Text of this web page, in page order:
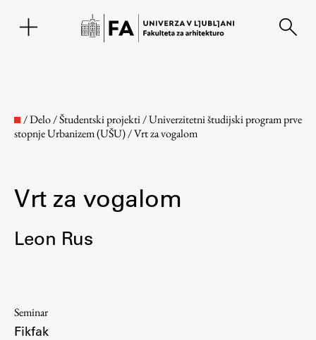
Osebje
/Delo/Študentski projekti/Univerzitetni študijski program prve
stopnje Urbanizem (UŠU)/Vrt za vogalom
Vrt za vogalom
Leon Rus
Seminar
Fikfak